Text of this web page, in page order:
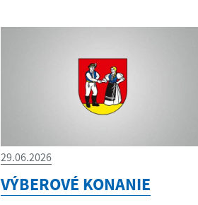
29.06.2026
VÝBEROVÉ KONANIE